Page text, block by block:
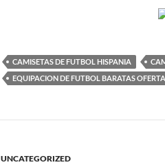
CAMISETAS DE FUTBOL HISPANIA
EQUIPACION DE FUTBOL BARATAS OFERTA
UNCATEGORIZED